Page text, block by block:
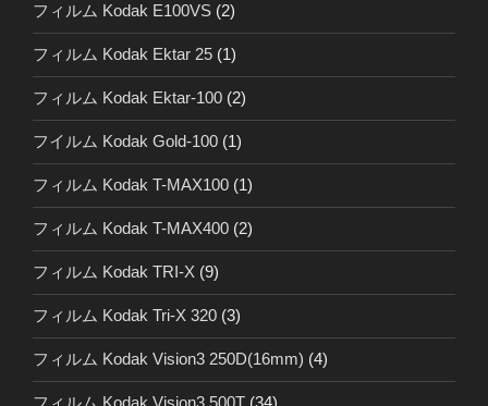
フィルム Kodak E100VS (2)
フィルム Kodak Ektar 25 (1)
フィルム Kodak Ektar-100 (2)
フイルム Kodak Gold-100 (1)
フィルム Kodak T-MAX100 (1)
フィルム Kodak T-MAX400 (2)
フィルム Kodak TRI-X (9)
フィルム Kodak Tri-X 320 (3)
フィルム Kodak Vision3 250D(16mm) (4)